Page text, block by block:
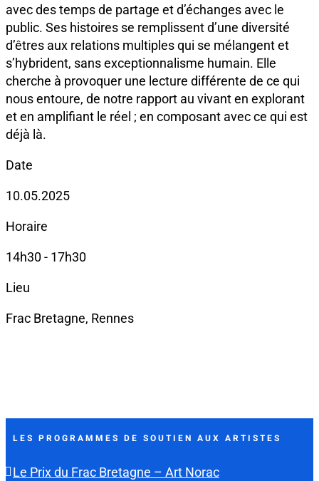
avec des temps de partage et d’échanges avec le
public. Ses histoires se remplissent d’une diversité
d’êtres aux relations multiples qui se mélangent et
s’hybrident, sans exceptionnalisme humain. Elle
cherche à provoquer une lecture différente de ce qui
nous entoure, de notre rapport au vivant en explorant
et en amplifiant le réel ; en composant avec ce qui est
déjà là.
Date
10.05.2025
Horaire
14h30 - 17h30
Lieu
Frac Bretagne, Rennes
LES PROGRAMMES DE SOUTIEN AUX ARTISTES
Le Prix du Frac Bretagne – Art Norac